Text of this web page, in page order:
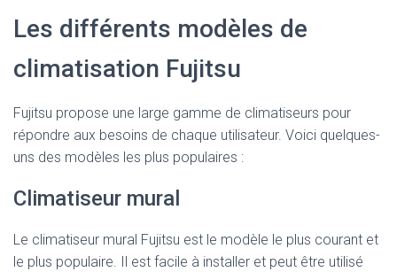
Les différents modèles de
climatisation Fujitsu
Fujitsu propose une large gamme de climatiseurs pour
répondre aux besoins de chaque utilisateur. Voici quelques-
uns des modèles les plus populaires :
Climatiseur mural
Le climatiseur mural Fujitsu est le modèle le plus courant et
le plus populaire. Il est facile à installer et peut être utilisé